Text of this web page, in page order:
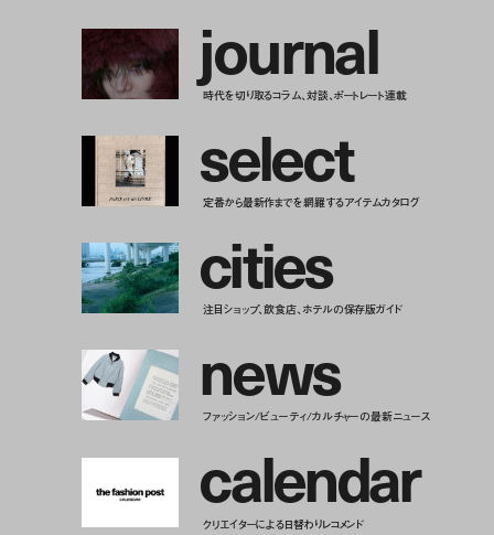
journal
時代を切り取るコラム、対談、ポートレート連載
select
定番から最新作までを網羅するアイテムカタログ
cities
注目ショップ、飲食店、ホテルの保存版ガイド
news
ファッション/ビューティ/カルチャーの最新ニュース
calendar
クリエイターによる日替わりレコメンド